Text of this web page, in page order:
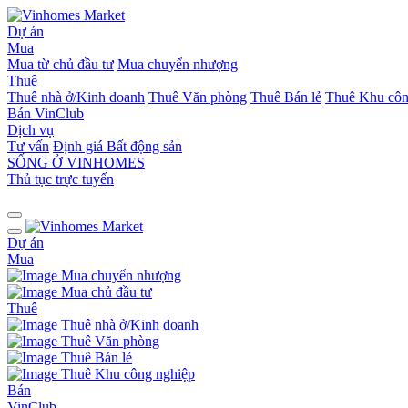
Dự án
Mua
Mua từ chủ đầu tư Mua chuyển nhượng
Thuê
Thuê nhà ở/Kinh doanh Thuê Văn phòng Thuê Bán lẻ Thuê Khu
Bán VinClub
Dịch vụ
Tư vấn Định giá Bất động sản
SỐNG Ở VINHOMES
Thủ tục trực tuyến
Dự án
Mua
Mua chuyển nhượng
Mua chủ đầu tư
Thuê
Thuê nhà ở/Kinh doanh
Thuê Văn phòng
Thuê Bán lẻ
Thuê Khu công nghiệp
Bán